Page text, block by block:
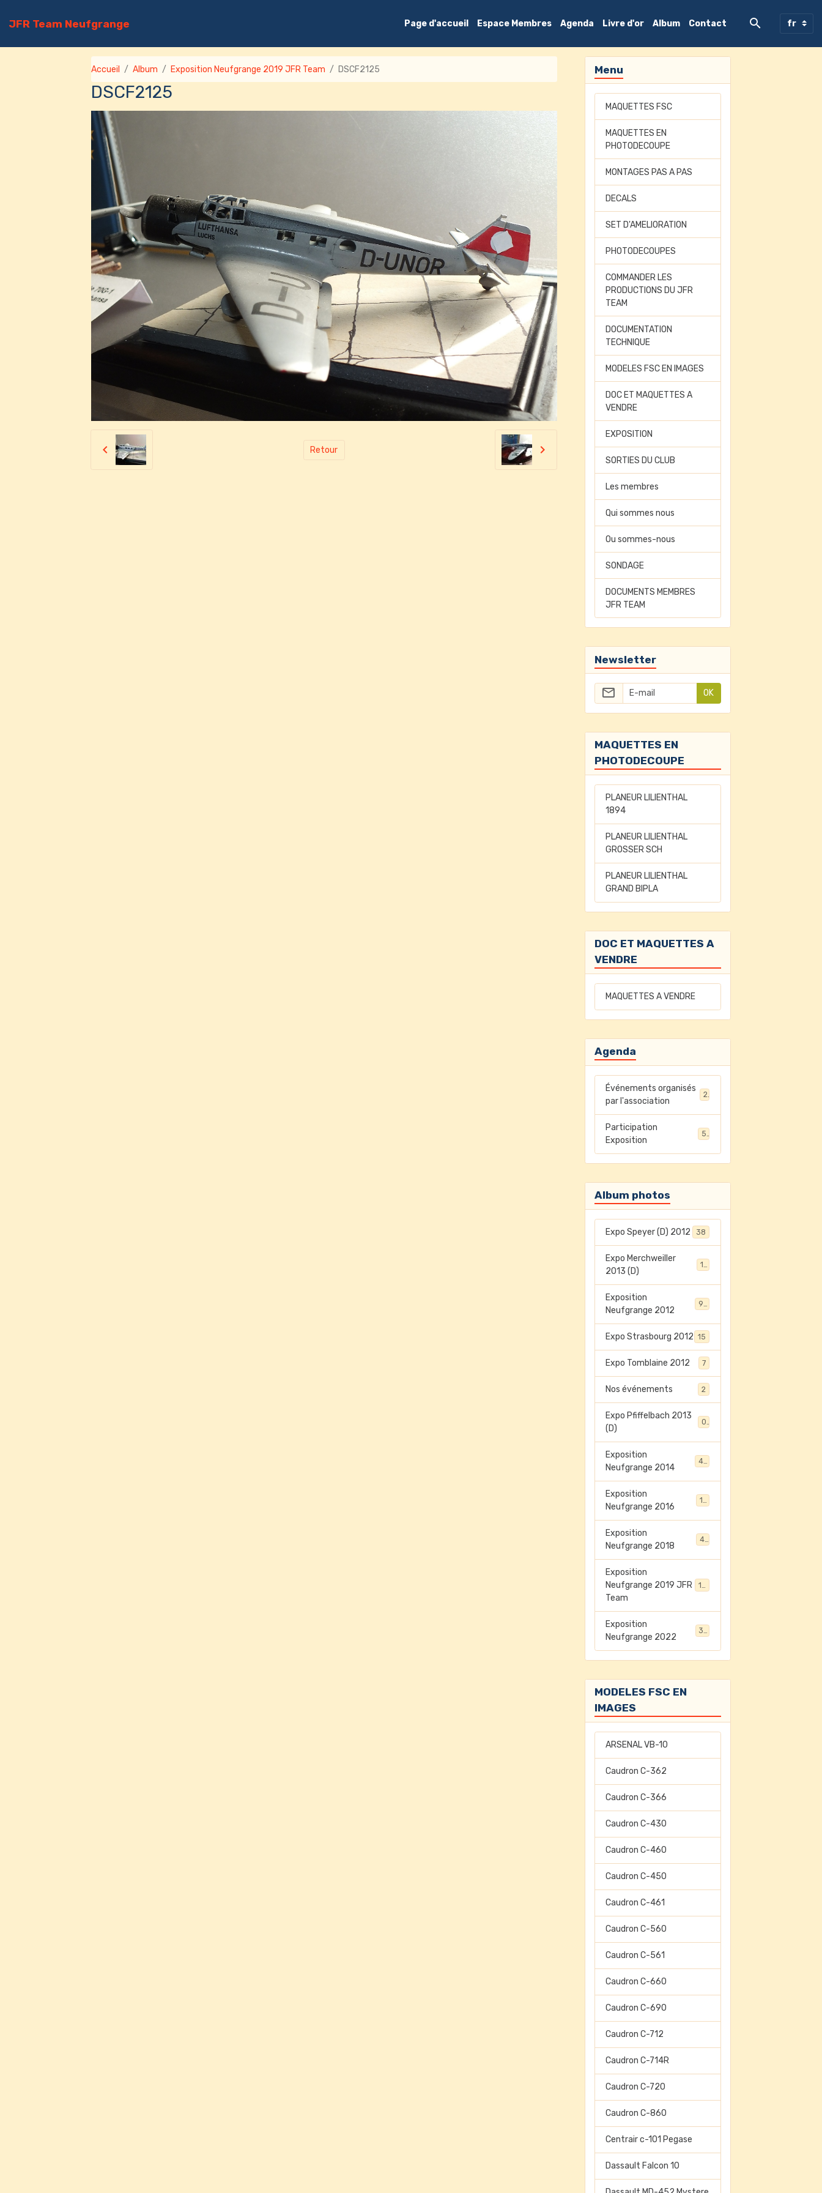
JFR Team Neufgrange Page d'accueil Espace Membres Agenda Livre d'or Album Contact
Accueil Album Exposition Neufgrange 2019 JFR Team DSCF2125
DSCF2125
Retour
Menu
MAQUETTES FSC
MAQUETTES EN
PHOTODECOUPE
MONTAGES PAS A PAS
DECALS
SET D'AMELIORATION
PHOTODECOUPES
COMMANDER LES
PRODUCTIONS DU JFR
TEAM
DOCUMENTATION
TECHNIQUE
MODELES FSC EN IMAGES
DOC ET MAQUETTES A
VENDRE
EXPOSITION
SORTIES DU CLUB
Les membres
Qui sommes nous
Ou sommes-nous
SONDAGE
DOCUMENTS MEMBRES
JFR TEAM
Newsletter
OK
MAQUETTES EN
PHOTODECOUPE
PLANEUR LILIENTHAL
1894
PLANEUR LILIENTHAL
GROSSER SCH
PLANEUR LILIENTHAL
GRAND BIPLA
DOC ET MAQUETTES A
VENDRE
MAQUETTES A VENDRE
Agenda
Événements organisés
par l'association
2
Participation
Exposition
5
Album photos
Expo Speyer (D) 2012 38
Expo Merchweiller
2013 (D)
17
Exposition
Neufgrange 2012
94
Expo Strasbourg 2012 15
Expo Tomblaine 2012 7
Nos événements 2
Expo Pfiffelbach 2013
(D)
0
Exposition
Neufgrange 2014
45
Exposition
Neufgrange 2016
13
Exposition
Neufgrange 2018
41
Exposition
Neufgrange 2019 JFR
Team
Exposition
Neufgrange 2022
32
MODELES FSC EN
IMAGES
ARSENAL VB-10
Caudron C-362
Caudron C-366
Caudron C-430
Caudron C-460
Caudron C-450
Caudron C-461
Caudron C-560
Caudron C-561
Caudron C-660
Caudron C-690
Caudron C-712
Caudron C-714R
Caudron C-720
Caudron C-860
Centrair c-101 Pegase
Dassault Falcon 10